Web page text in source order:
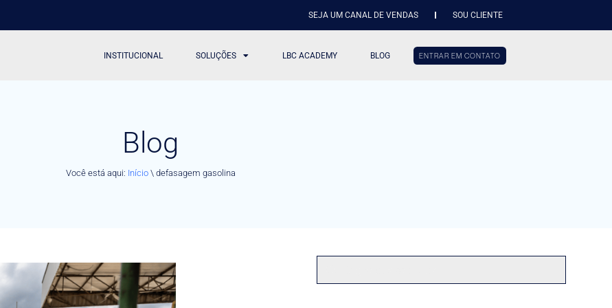
SEJA UM CANAL DE VENDAS SOU CLIENTE
INSTITUCIONAL SOLUÇÕES LBC ACADEMY BLOG ENTRAR EM CONTATO
Blog
Você está aqui: Início\ defasagem gasolina